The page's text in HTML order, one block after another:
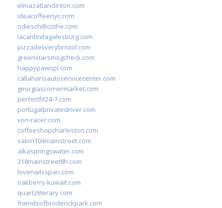
elmazatlanclinton.com
ideacoffeenyc.com
odieschillicothe.com
lacantinitagalesburg.com
pizzadeliverybristol.com
greenstarsmogcheck.com
happypawspl.com
callahansautoservicecenter.com
georgiascornermarket.com
perfectfit24-7.com
portugalprivatedriver.com
von-racer.com
coffeeshopcharleston.com
salon104mainstreet.com
alkaspringswater.com
318mainstreet8h.com
lovenailsspari.com
oakberry-kuwait.com
quartzliterary.com
friendsofbroderickpark.com